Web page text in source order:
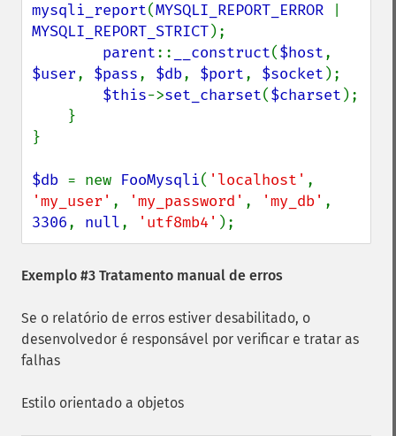
mysqli_report(MYSQLI_REPORT_ERROR
MYSQLI_REPORT_STRICT);
parent:: __construct($host
$user, $pass, $db, $port, $socket );
$this->set_charset($charset );
}
$db = new FooMysqli( 'localhost'
'my_user' , 'my_password' , 'my_db'
3306, null, 'utf8mb4' );
Exemplo #3 Tratamento manual de erros
Se o relatório de erros estiver desabilitado, o
desenvolvedor é responsável por verificar e tratar as
falhas
Estilo orientado a objetos